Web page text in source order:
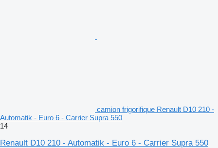
camion frigorifique Renault D10 210 -
Automatik - Euro 6 - Carrier Supra 550
14
Renault D10 210 - Automatik - Euro 6 - Carrier Supra 550